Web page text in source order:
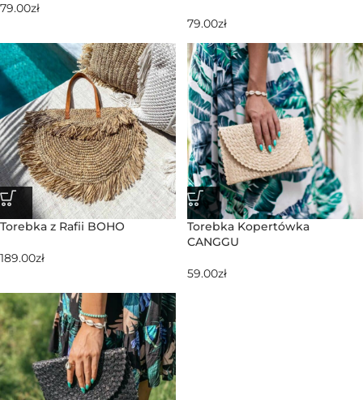
79.00zł
79.00zł
Torebka z Rafii BOHO
189.00zł
Torebka Kopertówka
CANGGU
59.00zł